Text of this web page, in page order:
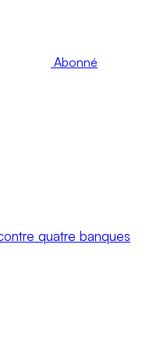
Abonné
quatre banques